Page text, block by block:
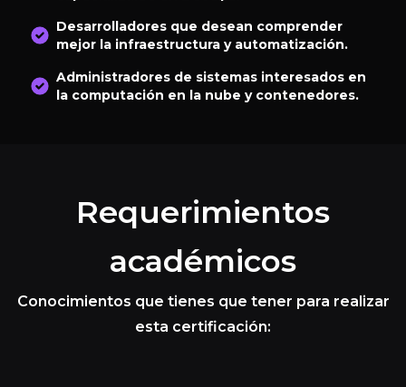
Desarrolladores que desean comprender
mejor la infraestructura y automatización.
Administradores de sistemas interesados en
la computación en la nube y contenedores.
Requerimientos
académicos
Conocimientos que tienes que tener para realizar
esta certificación: